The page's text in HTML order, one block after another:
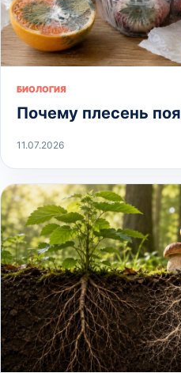
БИОЛОГИЯ
Почему плесень
11.07.2026